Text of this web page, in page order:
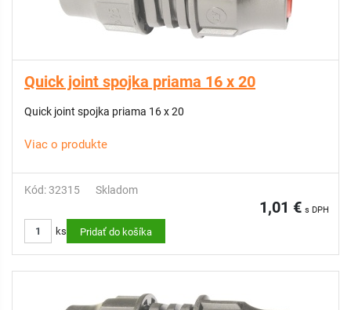
Quick joint spojka priama 16 x 20
Quick joint spojka priama 16 x 20
Viac o produkte
Kód: 32315 Skladom
1,01 € s DPH
ks Pridať do košíka